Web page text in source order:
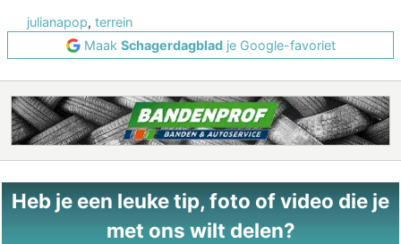
julianapop, terrein
Maak Schagerdagbladje Google-favoriet
Heb je een leuke tip, foto of video die je
met ons wilt delen?